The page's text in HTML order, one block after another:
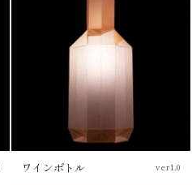
ワインボトル ver1.0